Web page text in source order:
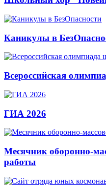
Каникулы в
Всероссийская
ГИА 2026
Месячник оборонно-
работы